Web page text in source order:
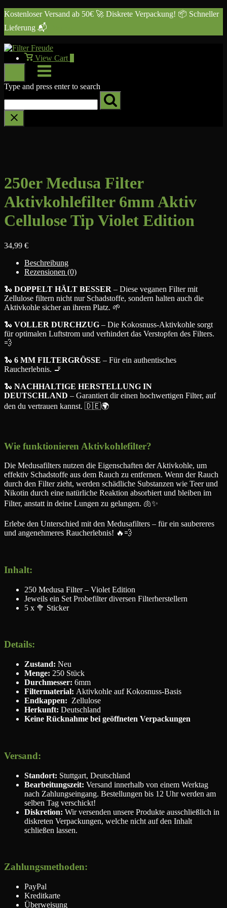
Skip
content
Kostenloser Versand ab 50€ 🚀 Diskrete Verpackung! 📦 Schneller
Lieferung 📬
View
shopping
View Cart
Menu
Type and press enter to search
250er Medusa Filter
Aktivkohlefilter 6mm Aktiv
Cellulose Tip Violet Edition
34,99 €
Beschreibung
Rezensionen (0)
🐍 DOPPELT HÄLT BESSER – Diese veganen Filter mit
Zellulose filtern nicht nur Schadstoffe, sondern halten auch die
Aktivkohle sicher an ihrem Platz. 🌱
🐍 VOLLER DURCHZUG – Die Kokosnuss-Aktivkohle sorgt
für optimalen Luftstrom und verhindert das Verstopfen des Filters.
💨
🐍 6 MM FILTERGRÖSSE – Für ein authentisches
Raucherlebnis. 🚬
🐍 NACHHALTIGE HERSTELLUNG IN
DEUTSCHLAND – Garantiert dir einen hochwertigen Filter, auf
den du vertrauen kannst. 🇩🇪🌍
Wie funktionieren Aktivkohlefilter?
Die Medusafilters nutzen die Eigenschaften der Aktivkohle, um
effektiv Schadstoffe aus dem Rauch zu entfernen. Wenn der Rauch
durch den Filter zieht, werden schädliche Substanzen wie Teer und
Nikotin durch eine natürliche Reaktion absorbiert und bleiben im
Filter, anstatt in deine Lungen zu gelangen. 🫁✨
Erlebe den Unterschied mit den Medusafilters – für ein saubereres
und angenehmeres Raucherlebnis! 🔥💨
Inhalt:
250 Medusa Filter – Violet Edition
Jeweils ein Set Probefilter diversen Filterherstellern
5 x 🥦 Sticker
Details:
Zustand: Neu
Menge: 250 Stück
Durchmesser: 6mm
Filtermaterial: Aktivkohle auf Kokosnuss-Basis
Endkappen: Zellulose
Herkunft: Deutschland
Keine Rücknahme bei geöffneten Verpackungen
Versand:
Standort: Stuttgart, Deutschland
Bearbeitungszeit: Versand innerhalb von einem Werktag
nach Zahlungseingang. Bestellungen bis 12 Uhr werden am
selben Tag verschickt!
Diskretion: Wir versenden unsere Produkte ausschließlich in
diskreten Verpackungen, welche nicht auf den Inhalt
schließen lassen.
Zahlungsmethoden:
PayPal
Kreditkarte
Überweisung